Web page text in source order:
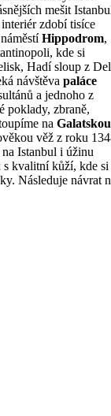
mešit
zdobí tisíce
Hippodrom,
kde si
Hadí sloup z
návštěva paláce
a jednoho z
poklady, zbraně,
na Galatskou
věž z roku
Istanbul i úžinu
s kvalitní kůží, kde si
Následuje návrat